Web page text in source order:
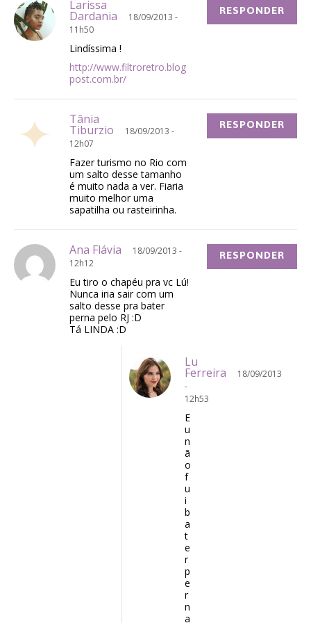
Larissa
Dardania
18/09/2013 -
11h50
Lindíssima !
http://www.filtroretro.blog
post.com.br/
RESPONDER
Tânia
Tiburzio
18/09/2013 -
12h07
Fazer turismo no Rio com
um salto desse tamanho
é muito nada a ver. Fiaria
muito melhor uma
sapatilha ou rasteirinha.
RESPONDER
Ana Flávia
18/09/2013 -
12h12
Eu tiro o chapéu pra vc Lú!
Nunca iria sair com um
salto desse pra bater
perna pelo RJ :D
Tá LINDA :D
RESPONDER
Lu
Ferreira
18/09/2013
-
12h53
E
u
n
ã
o
f
u
i
b
a
t
e
r
p
e
r
n
a